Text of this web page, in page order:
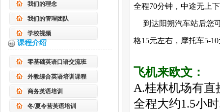
全程70分钟，中途无上
到达阳朔汽车站后您
格15元左右，摩托车5-
飞机来欧文：
A.桂林机场有直
全程大约1.5小
我们的理念
我们的管理团队
学校视频
课程介绍
零基础英语口语交流班
外教综合英语培训课程
商务英语培训
冬/夏令营英语培训